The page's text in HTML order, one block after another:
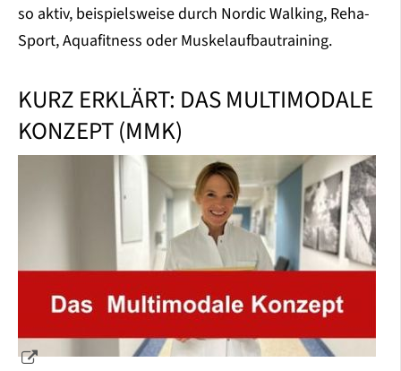
so aktiv, beispielsweise durch Nordic Walking, Reha-
Sport, Aquafitness oder Muskelaufbautraining.
KURZ ERKLÄRT: DAS MULTIMODALE
KONZEPT (MMK)